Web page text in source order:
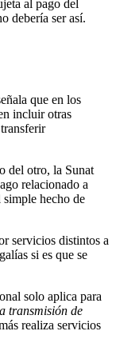
al pago del
debería ser así.
que en los
incluir otras
del otro, la Sunat
relacionado a
simple hecho de
servicios distintos a
si es que se
solo aplica para
transmisión de
realiza servicios